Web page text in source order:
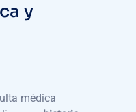
y
médica